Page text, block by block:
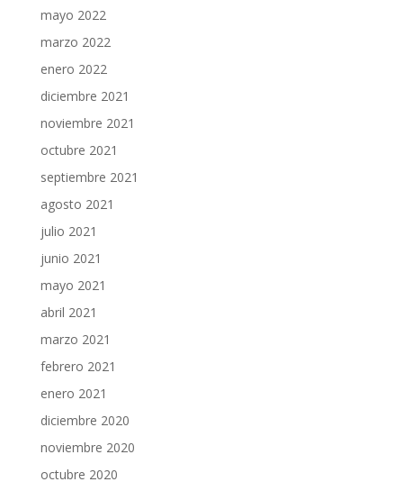
mayo 2022
marzo 2022
enero 2022
diciembre 2021
noviembre 2021
octubre 2021
septiembre 2021
agosto 2021
julio 2021
junio 2021
mayo 2021
abril 2021
marzo 2021
febrero 2021
enero 2021
diciembre 2020
noviembre 2020
octubre 2020